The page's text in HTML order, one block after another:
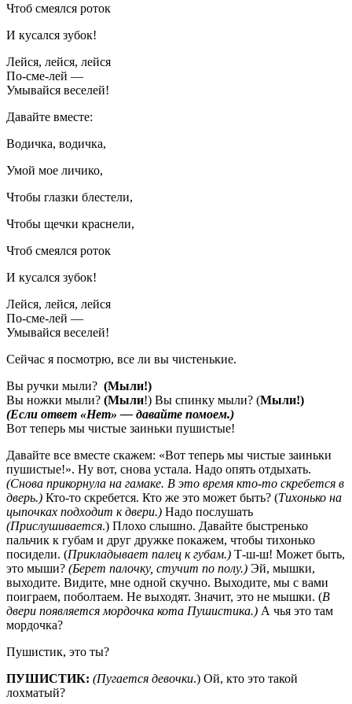
Чтоб смеялся роток
И кусался зубок!
Лейся, лейся, лейся
По-сме-лей —
Умывайся веселей!
Давайте вместе:
Водичка, водичка,
Умой мое личико,
Чтобы глазки блестели,
Чтобы щечки краснели,
Чтоб смеялся роток
И кусался зубок!
Лейся, лейся, лейся
По-сме-лей —
Умывайся веселей!
Сейчас я посмотрю, все ли вы чистенькие.
Вы ручки мыли? (Мыли!)
Вы ножки мыли? (Мыли!) Вы спинку мыли? (Мыли!)
(Если ответ «Нет» — давайте помоем.)
Вот теперь мы чистые заиньки пушистые!
Давайте все вместе скажем: «Вот теперь мы чистые заиньки
пушистые!». Ну вот, снова устала. Надо опять отдыхать.
(Снова прикорнула на гамаке. В это время кто-то скребется в
дверь.) Кто-то скребется. Кто же это может быть? (Тихонько на
цыпочках подходит к двери.) Надо послушать
(Прислушивается.) Плохо слышно. Давайте быстренько
пальчик к губам и друг дружке покажем, чтобы тихонько
посидели. (Прикладывает палец к губам.) Т-ш-ш! Может быть,
это мыши? (Берет палочку, стучит по полу.) Эй, мышки,
выходите. Видите, мне одной скучно. Выходите, мы с вами
поиграем, поболтаем. Не выходят. Значит, это не мышки. (В
двери появляется мордочка кота Пушистика.) А чья это там
мордочка?
Пушистик, это ты?
ПУШИСТИК: (Пугается девочки.) Ой, кто это такой
лохматый?